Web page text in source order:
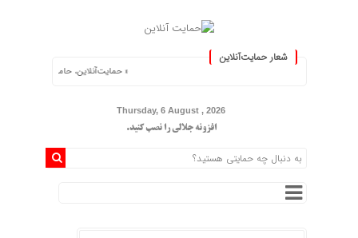
شعار حمایت‌آنلاین
« حمایت‌آنلاین، حامی همه مردم ایران »
Thursday, 6 August , 2026
افزونه جلالی را نصب کنید.